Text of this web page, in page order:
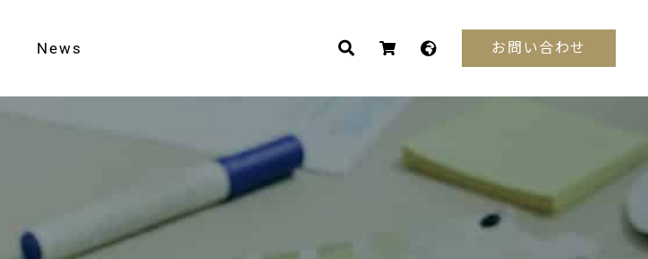
News お問い合わせ